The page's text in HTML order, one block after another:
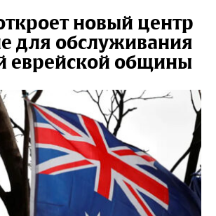
новый центр
для обслуживания
еврейской общины